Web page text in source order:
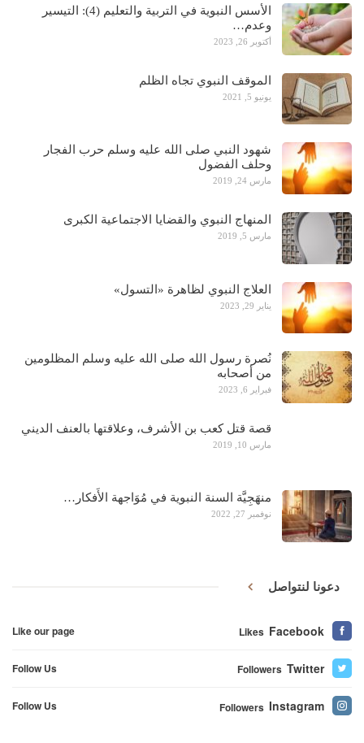
الأسس النبوية في التربية والتعليم (4): التيسير
وعدم…
أكتوبر 26, 2023
الموقف النبوي تجاه الظلم
يونيو 5, 2021
شهود النبي صلى الله عليه وسلم حرب الفجار
وحلف الفضول
مارس 24, 2019
المنهاج النبوي والقضايا الاجتماعية الكبرى
مارس 5, 2019
العلاج النبوي لظاهرة «التسول»
يناير 29, 2023
نُصرة رسول الله صلى الله عليه وسلم المظلومين
من أصحابه
فبراير 6, 2023
قصة قتل كعب بن الأشرف، وعلاقتها بالعنف الديني
مارس 10, 2019
منهَجِيَّة السنة النبوية في مُوَاجهة الأَفكار…
نوفمبر 27, 2022
دعونا لنتواصل
Facebook
Likes
Like our page
Twitter
Followers
Follow Us
Instagram
Followers
Follow Us